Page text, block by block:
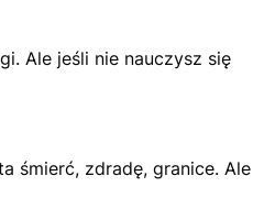
Ale jeśli nie nauczysz się
śmierć, zdradę, granice. Ale